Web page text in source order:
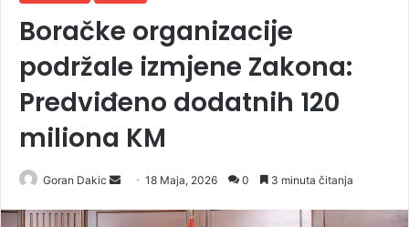
Boračke organizacije
podržale izmjene Zakona:
Predviđeno dodatnih 120
miliona KM
Goran Dakic 18 Maja, 2026 0 3 minuta čitanja